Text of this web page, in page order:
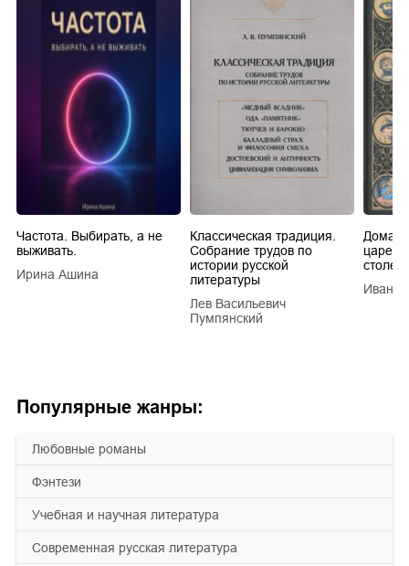
Популярные жанры:
любовные романы
фэнтези
учебная и научная литература
современная русская литература
Частота. Выбирать, а не
выживать.
Ирина Ашина
Классическая традиция.
Собрание трудов по
истории русской
литературы
Лев Васильевич
Пумпянский
царей
Иван